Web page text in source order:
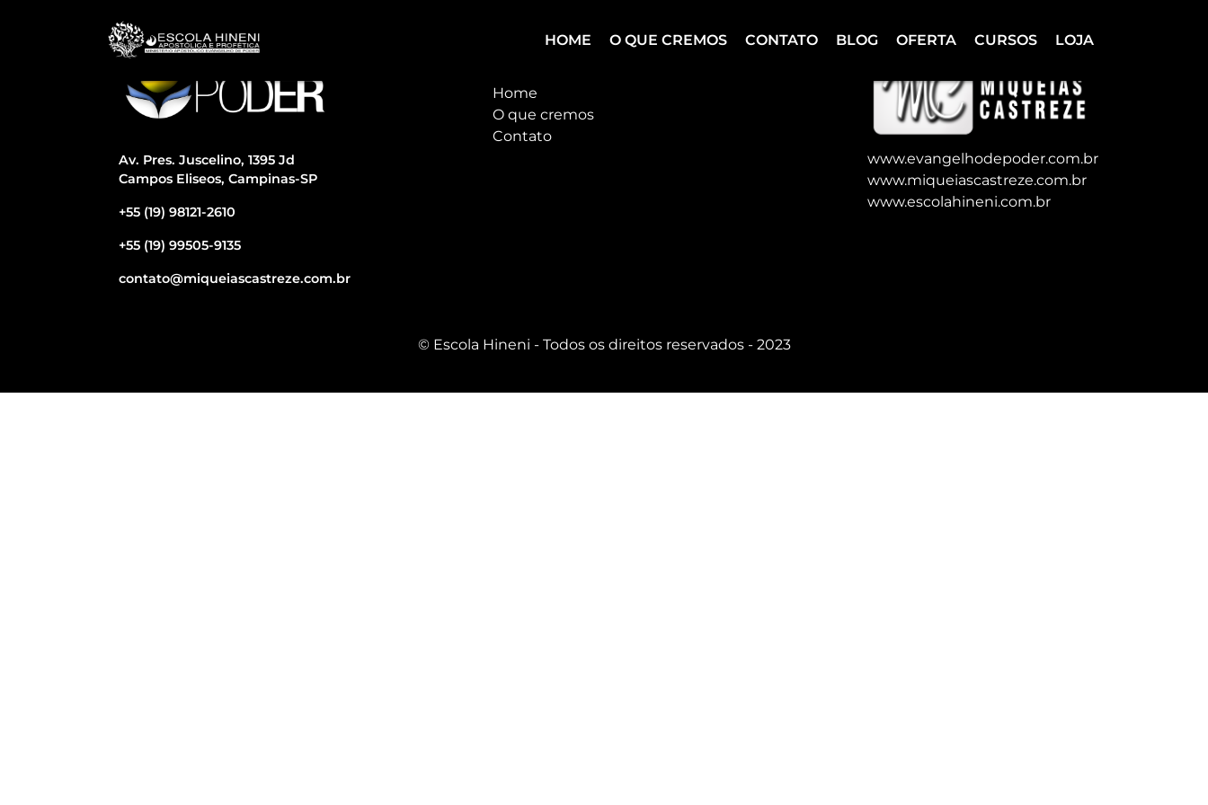
HOME O QUE CREMOS CONTATO BLOG OFERTA CURSOS LOJA
Av. Pres. Juscelino, 1395 Jd
Campos Eliseos, Campinas-SP
+55 (19) 98121-2610
+55 (19) 99505-9135
contato@miqueiascastreze.com.br
Home
O que cremos
Contato
www.evangelhodepoder.com.br
www.miqueiascastreze.com.br
www.escolahineni.com.br
© Escola Hineni - Todos os direitos reservados - 2023